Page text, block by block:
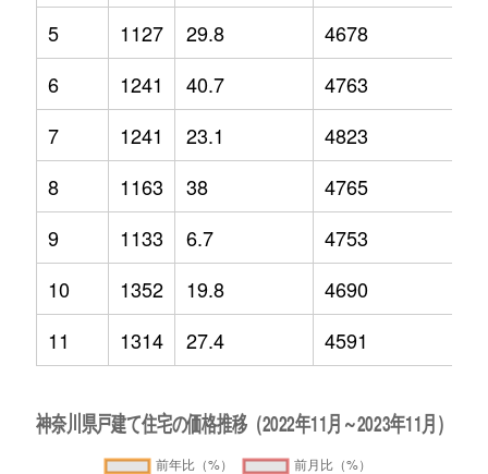
5
1127 29.8 4678
6
1241 40.7 4763
7
1241 23.1 4823
8
1163 38 4765
9
1133 6.7 4753
10
1352 19.8 4690
11
1314 27.4 4591